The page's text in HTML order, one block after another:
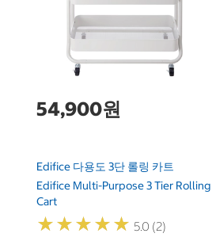
54,900원
Edifice 다용도 3단 롤링 카트
Edifice Multi-Purpose 3 Tier Rolling
Cart
★★★★★
★★★★★ 5.0 (2)